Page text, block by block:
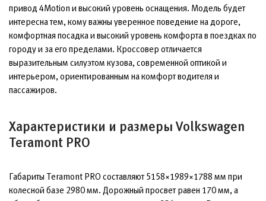
привод 4Motion и высокий уровень оснащения. Модель будет
интересна тем, кому важны уверенное поведение на дороге,
комфортная посадка и высокий уровень комфорта в поездках по
городу и за его пределами. Кроссовер отличается
выразительным силуэтом кузова, современной оптикой и
интерьером, ориентированным на комфорт водителя и
пассажиров.
Характеристики и размеры Volkswagen
Teramont PRO
Габариты Teramont PRO составляют 5158×1989×1788 мм при
колесной базе 2980 мм. Дорожный просвет равен 170 мм, а